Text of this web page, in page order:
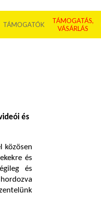
TÁMOGATÓK
TÁMOGATÁS,
VÁSÁRLÁS
és
közösen
és
és